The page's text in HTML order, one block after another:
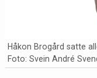
Håkon Brogård satte
Foto: Svein André